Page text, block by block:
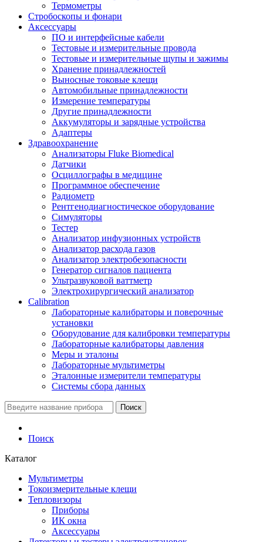
Термометры
Стробоскопы и фонари
Аксессуары
ПО и интерфейсные кабели
Тестовые и измерительные провода
Тестовые и измерительные щупы и зажимы
Хранение принадлежностей
Выносные токовые клещи
Автомобильные принадлежности
Измерение температуры
Другие принадлежности
Аккумуляторы и зарядные устройства
Адаптеры
Здравоохранение
Анализаторы Fluke Biomedical
Датчики
Осциллографы в медицине
Программное обеспечение
Радиометр
Рентгенодиагностическое оборудование
Симуляторы
Тестер
Анализатор инфузионных устройств
Анализатор расхода газов
Анализатор электробезопасности
Генератор сигналов пациента
Ультразвуковой ваттметр
Электрохирургический анализатор
Calibration
Лабораторные калибраторы и поверочные
установки
Оборудование для калибровки температуры
Лабораторные калибраторы давления
Меры и эталоны
Лабораторные мультиметры
Эталонные измерители температуры
Системы сбора данных
Поиск
Поиск
Каталог
Мультиметры
Токоизмерительные клещи
Тепловизоры
Приборы
ИК окна
Аксессуары